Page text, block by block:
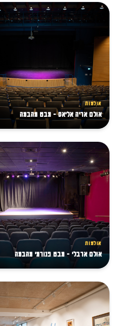
אולמות
אולם אריה אליאס - מבט מהבמה
אולמות
אולם ארבלי - מבט פנורמי מהבמה